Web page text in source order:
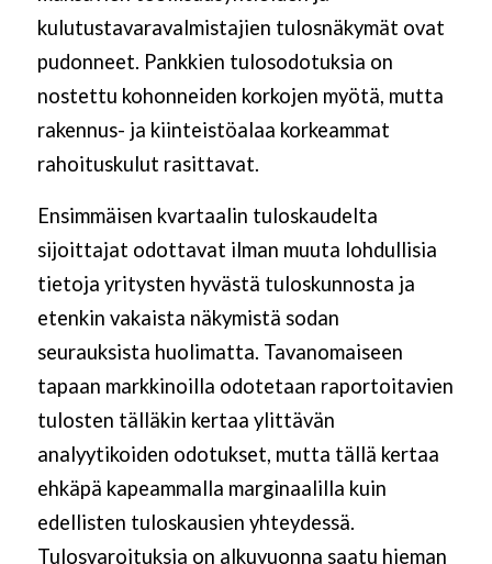
kulutustavaravalmistajien tulosnäkymät ovat
pudonneet. Pankkien tulosodotuksia on
nostettu kohonneiden korkojen myötä, mutta
rakennus- ja kiinteistöalaa korkeammat
rahoituskulut rasittavat.
Ensimmäisen kvartaalin tuloskaudelta
sijoittajat odottavat ilman muuta lohdullisia
tietoja yritysten hyvästä tuloskunnosta ja
etenkin vakaista näkymistä sodan
seurauksista huolimatta. Tavanomaiseen
tapaan markkinoilla odotetaan raportoitavien
tulosten tälläkin kertaa ylittävän
analyytikoiden odotukset, mutta tällä kertaa
ehkäpä kapeammalla marginaalilla kuin
edellisten tuloskausien yhteydessä.
Tulosvaroituksia on alkuvuonna saatu hieman